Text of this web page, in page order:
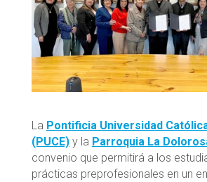
La Pontificia Universidad
(PUCE)y la Parroquia La
convenio que permitirá a los
prácticas preprofesionales en un